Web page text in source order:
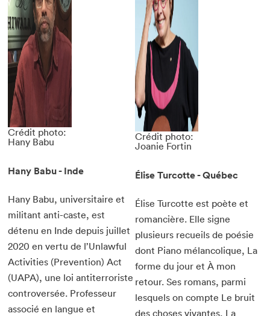
Que cherchez-vous?
Crédit photo:
Hany Babu
Hany Babu - Inde
Hany Babu, universitaire et
militant anti-caste, est
détenu en Inde depuis juillet
2020 en vertu de l’Unlawful
Activities (Prevention) Act
(UAPA), une loi antiterroriste
controversée. Professeur
associé en langue et
Crédit photo:
Joanie Fortin
Élise Turcotte - Québec
Élise Turcotte est poète et
romancière. Elle signe
plusieurs recueils de poésie
dont Piano mélancolique, La
forme du jour et À mon
retour. Ses romans, parmi
lesquels on compte Le bruit
des choses vivantes, La